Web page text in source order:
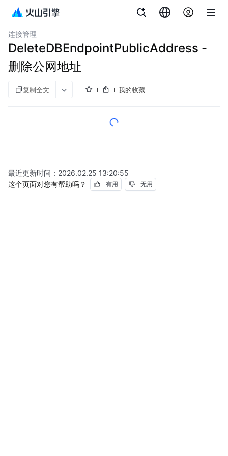
云数据库 veDB MySQL 版
连接管理
DeleteDBEndpointPublicAddress -
删除公网地址
复制全文 我的收藏
最近更新时间： 2026.02.25 13:20:55
这个页面对您有帮助吗？
有用 无用